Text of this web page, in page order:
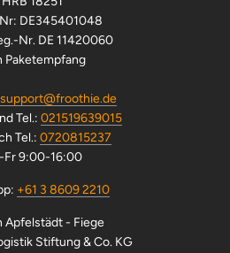
DE345401048
Nr. DE 11420060
Paketempfang
support@froothie.de
Tel.: 021519639015
Tel.: 0720815237
Fr 9:00-16:00
+61 3 8609 2210
Apfelstädt - Fiege
Stiftung & Co. KG